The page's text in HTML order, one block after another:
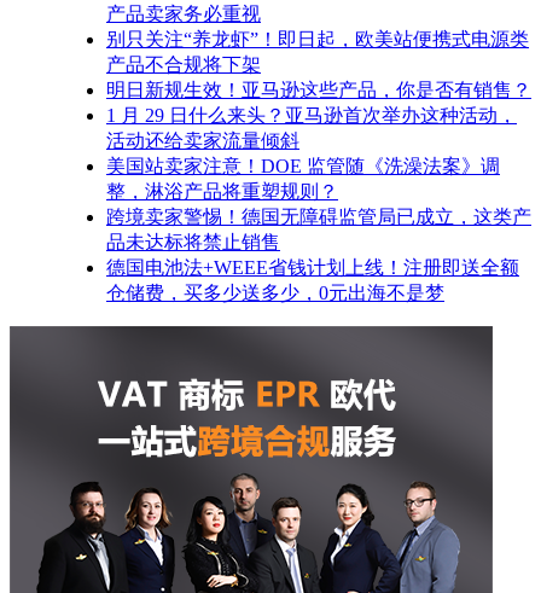
产品卖家务必重视
别只关注“养龙虾”！即日起，欧美站便携式电源类
产品不合规将下架
明日新规生效！亚马逊这些产品，你是否有销售？
1 月 29 日什么来头？亚马逊首次举办这种活动，
活动还给卖家流量倾斜
美国站卖家注意！DOE 监管随《洗澡法案》调
整，淋浴产品将重塑规则？
跨境卖家警惕！德国无障碍监管局已成立，这类产
品未达标将禁止销售
德国电池法+WEEE省钱计划上线！注册即送全额
仓储费，买多少送多少，0元出海不是梦